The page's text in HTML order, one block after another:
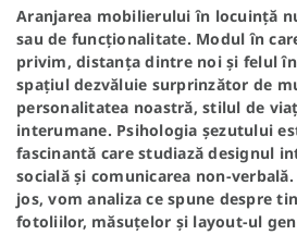
Aranjarea mobilierului în locuință
sau de funcționalitate. Modul în
privim, distanța dintre noi și felul
spațiul dezvăluie surprinzător de
personalitatea noastră, stilul de
interumane. Psihologia șezutului
fascinantă care studiază designul
socială și comunicarea non-
jos, vom analiza ce spune despre
fotoliilor, măsuțelor și layout-ul